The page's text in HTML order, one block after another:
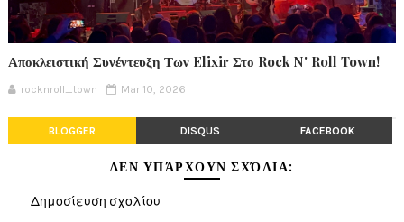
Αποκλειστική Συνέντευξη Των Elixir Στο Rock N' Roll Town!
rocknroll_town Mar 10, 2026
BLOGGER DISQUS FACEBOOK
ΔΕΝ ΥΠΆΡΧΟΥΝ ΣΧΌΛΙΑ:
Δημοσίευση σχολίου